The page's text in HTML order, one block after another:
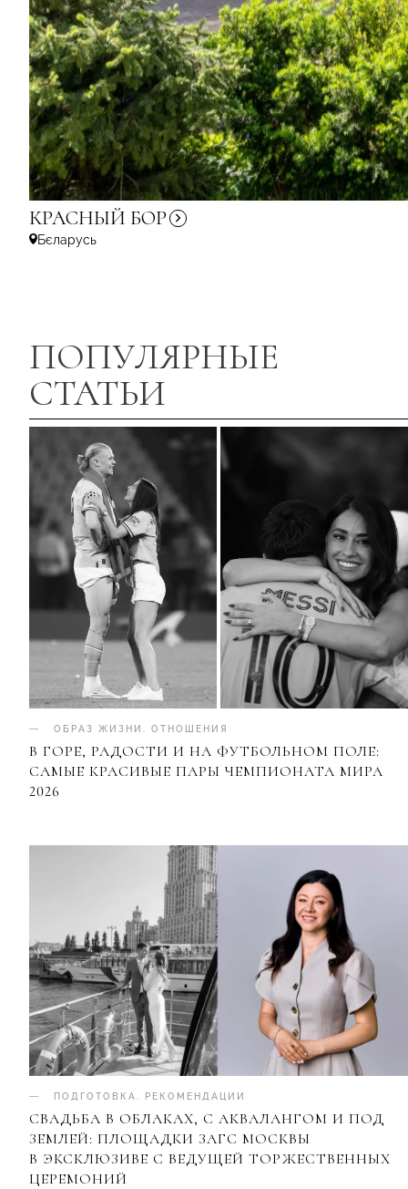
КРАСНЫЙ БОР
Бєларусь
ПОПУЛЯРНЫЕ
СТАТЬИ
ОБРАЗ ЖИЗНИ . ОТНОШЕНИЯ
В ГОРЕ, РАДОСТИ И НА ФУТБОЛЬНОМ ПОЛЕ:
САМЫЕ КРАСИВЫЕ ПАРЫ ЧЕМПИОНАТА МИРА
2026
ПОДГОТОВКА РЕКОМЕНДАЦИИ
СВАДЬБА В ОБЛАКАХ, С АКВАЛАНГОМ И ПОД
ЗЕМЛЕЙ: ПЛОЩАДКИ ЗАГС МОСКВЫ
В ЭКСКЛЮЗИВЕ С ВЕДУЩЕЙ ТОРЖЕСТВЕННЫХ
ЦЕРЕМОНИЙ